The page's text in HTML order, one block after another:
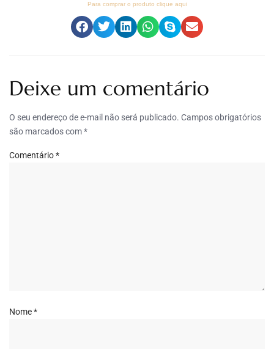
Para comprar o produto clique aqui
Deixe um comentário
O seu endereço de e-mail não será publicado. Campos obrigatórios
são marcados com*
Comentário*
Nome*